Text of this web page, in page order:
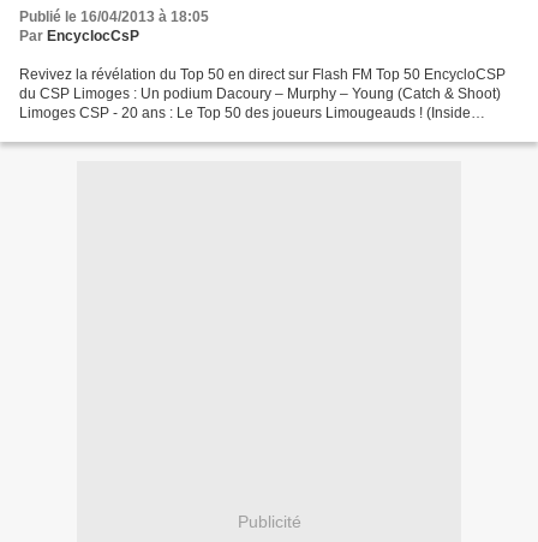
Publié le 16/04/2013 à 18:05
Par EncyclocCsP
Revivez la révélation du Top 50 en direct sur Flash FM Top 50 EncycloCSP
du CSP Limoges : Un podium Dacoury – Murphy – Young (Catch & Shoot)
Limoges CSP - 20 ans : Le Top 50 des joueurs Limougeauds ! (Inside
Publicité